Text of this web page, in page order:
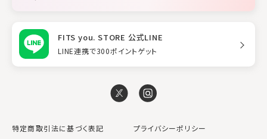
FITS you. STORE 公式LINE
LINE連携で300ポイントゲット
特定商取引法に基づく表記
プライバシーポリシー